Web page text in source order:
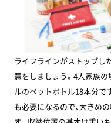
ライフラインがストップし
意をしましょう。4人家族
ルのペットボトル18本分で
も必要になるので、大きめ